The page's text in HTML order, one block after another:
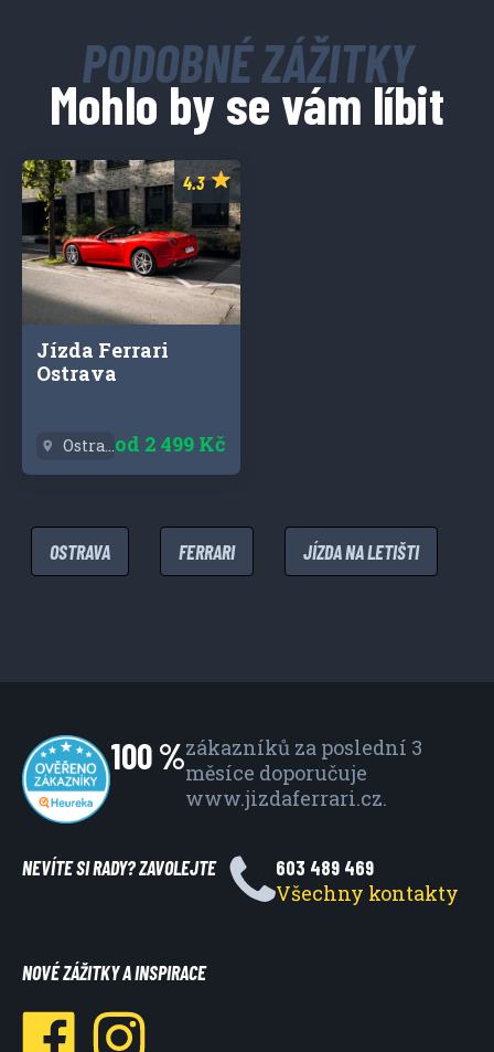
PODOBNÉ ZÁŽITKY
Mohlo by se vám líbit
Jízda Ferrari
Ostrava
Ostrava od 2 499 Kč
OSTRAVA FERRARI JÍZDA NA LETIŠTI
100 %zákazníků za poslední 3
měsíce doporučuje
www.jizdaferrari.cz.
NEVÍTE SI RADY? ZAVOLEJTE 603 489 469
Všechny kontakty
NOVÉ ZÁŽITKY A INSPIRACE